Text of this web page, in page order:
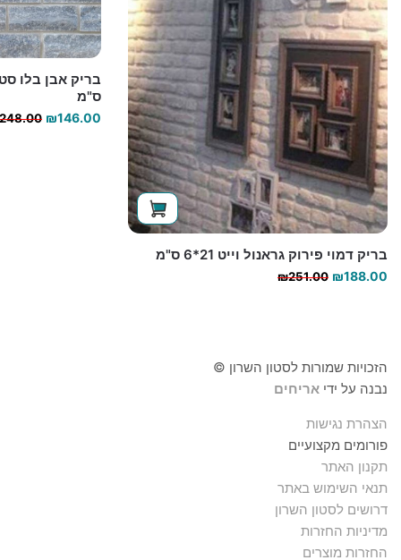
בריק דמוי פירוק גראנול וייט 21*6 ס"מ
₪251.00 ₪188.00
ס"מ
248.00 ₪146.00
הזכויות שמורות לסטון השרון ©
נבנה על ידי אריחים
הצהרת נגישות
פורומים מקצועיים
תקנון האתר
תנאי השימוש באתר
דרושים לסטון השרון
מדיניות החזרות
החזרות מוצרים